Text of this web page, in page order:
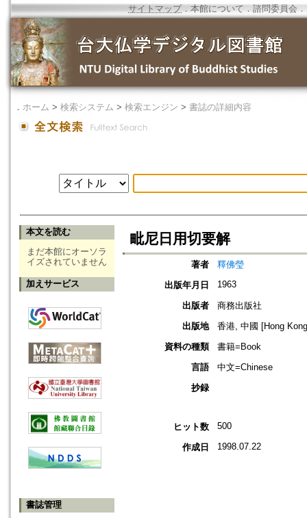
サイトマップ．本館について ． 諮問委員会 ．
． ホーム > 検索システム > 検索エンジン > 書誌の詳細内容
本文を読む
まだ本館にオーソラ
イズされていません
加えサービス
書誌管理
毗尼日用切要解
著者
釋佛瑩
出版年月日
1963
出版者
商務出版社
出版地
香港, 中國 [Hong
資料の種類
書籍=Book
言語
中文=Chinese
抄録
ヒット数 500
作成日 1998.07.22